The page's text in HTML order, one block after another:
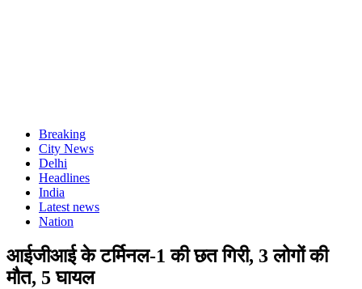
Breaking
City News
Delhi
Headlines
India
Latest news
Nation
आईजीआई के टर्मिनल-1 की छत गिरी, 3 लोगों की
मौत, 5 घायल